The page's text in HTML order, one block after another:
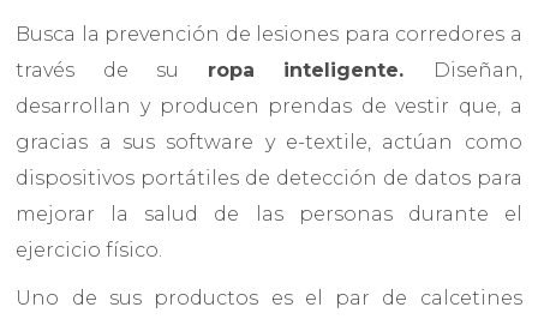
Busca la prevención de lesiones para corredores a
través de su ropa inteligente.
Diseñan,
desarrollan y producen prendas de vestir que, a
gracias a sus software y e-textile, actúan como
dispositivos portátiles de detección de datos para
mejorar la salud de las personas durante el
ejercicio físico.
Uno de sus productos es el par de calcetines